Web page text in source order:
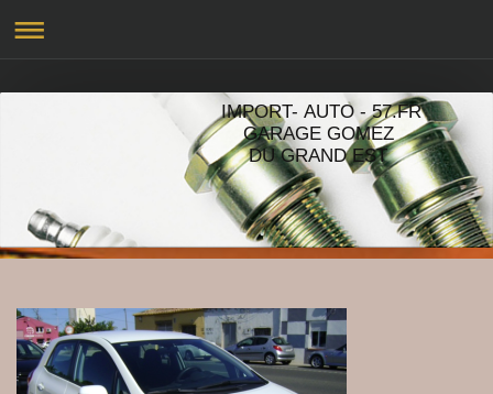
IMPORT- AUTO - 57.FR
GARAGE GOMEZ
DU GRAND EST